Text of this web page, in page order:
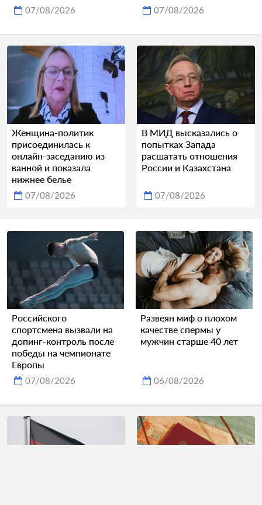
07/08/2026 07/08/2026
Женщина-политик
присоединилась к
онлайн-заседанию из
ванной и показала
нижнее белье
07/08/2026
В МИД высказались о
попытках Запада
расшатать отношения
России и Казахстана
07/08/2026
Российского
спортсмена вызвали на
допинг-контроль после
победы на чемпионате
Европы
07/08/2026
Развеян миф о плохом
качестве спермы у
мужчин старше 40 лет
06/08/2026